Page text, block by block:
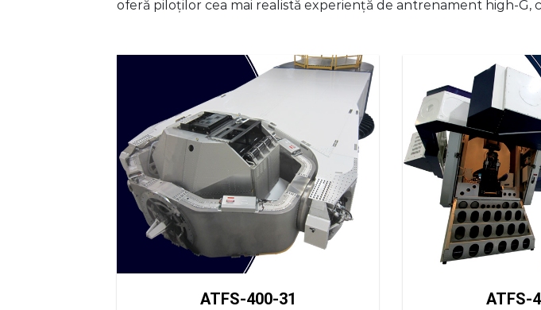
oferă piloților cea mai realistă experiență de antrenament high-G,
ATFS-400-31
ATFS-